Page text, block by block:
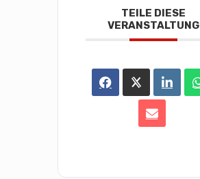
TEILE DIESE
VERANSTALTUNG